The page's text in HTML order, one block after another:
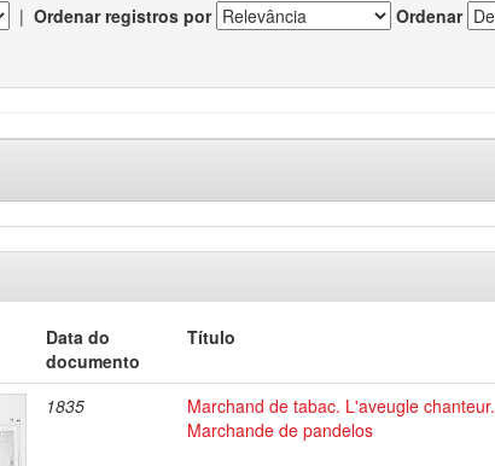
| Ordenar registros por Ordenar
Data do
documento
Título
1835
Marchand de tabac. L'aveugle chanteur.
Marchande de pandelos